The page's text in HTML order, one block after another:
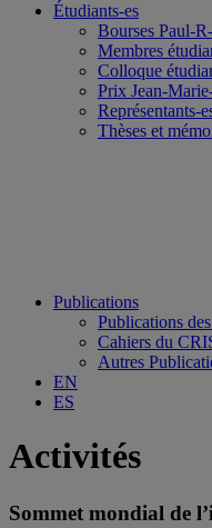
Étudiants-es
Bourses Paul-
Membres
Colloque
Prix Jean-
Représentants-
Thèses et
Publications
Publications
Cahiers du
Autres
EN
ES
Activités
Sommet mondial de